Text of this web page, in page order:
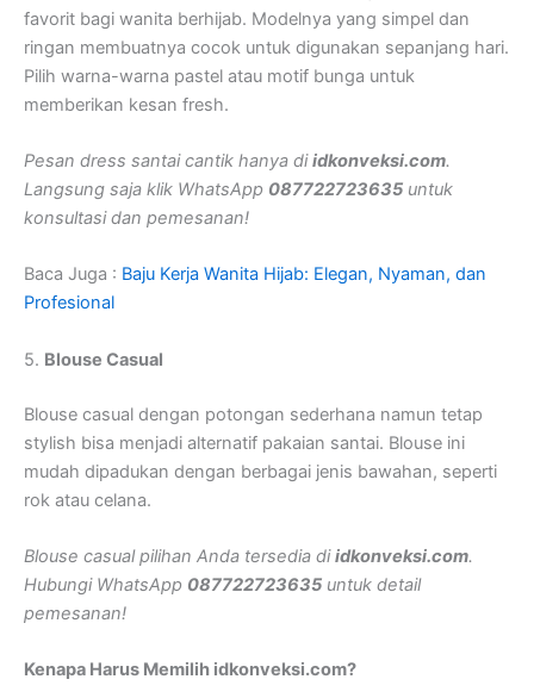
favorit bagi wanita berhijab. Modelnya yang simpel dan
ringan membuatnya cocok untuk digunakan sepanjang hari.
Pilih warna-warna pastel atau motif bunga untuk
memberikan kesan fresh.
Pesan dress santai cantik hanya diidkonveksi.com.
Langsung saja klik WhatsApp 087722723635 untuk
konsultasi dan pemesanan!
Baca Juga : Baju Kerja Wanita Hijab: Elegan, Nyaman, dan
Profesional
5. Blouse Casual
Blouse casual dengan potongan sederhana namun tetap
stylish bisa menjadi alternatif pakaian santai. Blouse ini
mudah dipadukan dengan berbagai jenis bawahan, seperti
rok atau celana.
Blouse casual pilihan Anda tersedia diidkonveksi.com.
Hubungi WhatsApp 087722723635 untuk detail
pemesanan!
Kenapa Harus Memilih idkonveksi.com?